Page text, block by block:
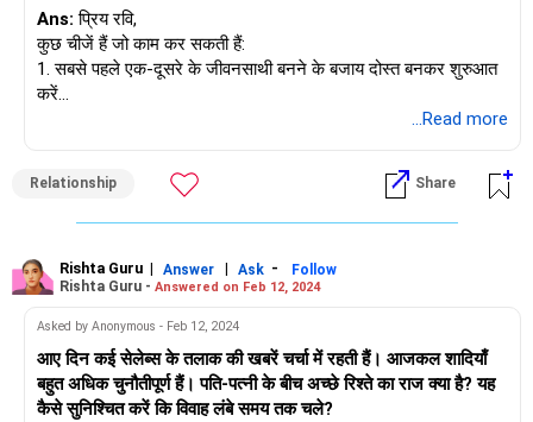
Ans: प्रिय रवि,
कुछ चीजें हैं जो काम कर सकती हैं:
1. सबसे पहले एक-दूसरे के जीवनसाथी बनने के बजाय दोस्त बनकर शुरुआत
करें
4. जीवन में आपके लक्ष्य क्या हैं, इस बारे में बोलें
5. समझें कि आपका साथी कब परिवार शुरू करना चाहता है या नहीं
6. पता लगाएं कि वह धन प्रबंधन के बारे में क्या सोचता है
8. एक साथ खूब घूमें
9. घरेलू गतिविधियों में भाग लें
उपरोक्त बात प्रेम विवाह के लिए भी लागू होती है, लेकिन एक व्यवस्थित विवाह में,
आपको दूसरे व्यक्ति का अपने जीवन में स्वागत करने का प्रयास करना होगा
और उनके बारे में वह सब कुछ सीखना होगा जो आप कर सकते हैं।
...Read more
Relationship Share
Rishta Guru | Answer | Ask -
Follow
Rishta Guru - Answered on Feb 12, 2024
Asked by Anonymous - Feb 12, 2024
आए दिन कई सेलेब्स के तलाक की खबरें चर्चा में रहती हैं। आजकल शादियाँ
बहुत अधिक चुनौतीपूर्ण हैं। पति-पत्नी के बीच अच्छे रिश्ते का राज क्या है? यह
कैसे सुनिश्चित करें कि विवाह लंबे समय तक चले?